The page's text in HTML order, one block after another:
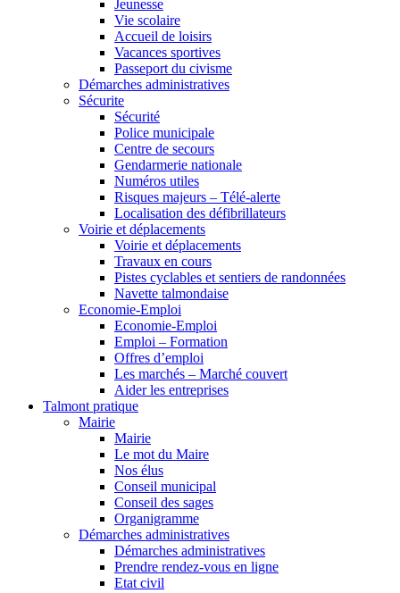
Jeunesse
Vie scolaire
Accueil de loisirs
Vacances sportives
Passeport du civisme
Démarches administratives
Sécurite
Sécurité
Police municipale
Centre de secours
Gendarmerie nationale
Numéros utiles
Risques majeurs – Télé-alerte
Localisation des défibrillateurs
Voirie et déplacements
Voirie et déplacements
Travaux en cours
Pistes cyclables et sentiers de randonnées
Navette talmondaise
Economie-Emploi
Economie-Emploi
Emploi – Formation
Offres d’emploi
Les marchés – Marché couvert
Aider les entreprises
Talmont pratique
Mairie
Mairie
Le mot du Maire
Nos élus
Conseil municipal
Conseil des sages
Organigramme
Démarches administratives
Démarches administratives
Prendre rendez-vous en ligne
Etat civil